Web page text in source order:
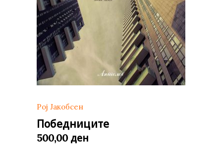
Рој Јакобсен
Победниците
500,00 ден